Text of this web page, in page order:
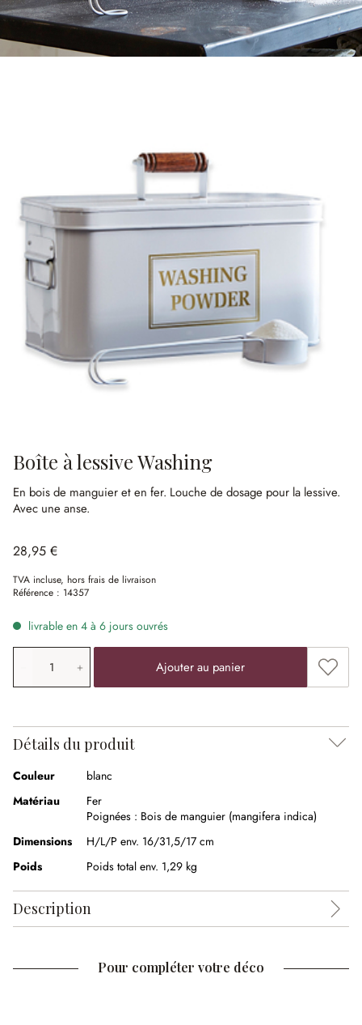
Boîte à lessive Washing
En bois de manguier et en fer. Louche de dosage pour la lessive.
Avec une anse.
28,95 €
TVA incluse, hors frais de livraison
Référence : 14357
livrable en 4 à 6 jours ouvrés
Quantité de produit: saisissez la valeur souhaitée ou
Ajouter au panier
Détails du produit
Couleur
blanc
Matériau
Fer
Poignées : Bois de manguier (mangifera indica)
Dimensions
H/L/P env. 16/31,5/17 cm
Poids
Poids total env. 1,29 kg
Description
Pour compléter votre déco